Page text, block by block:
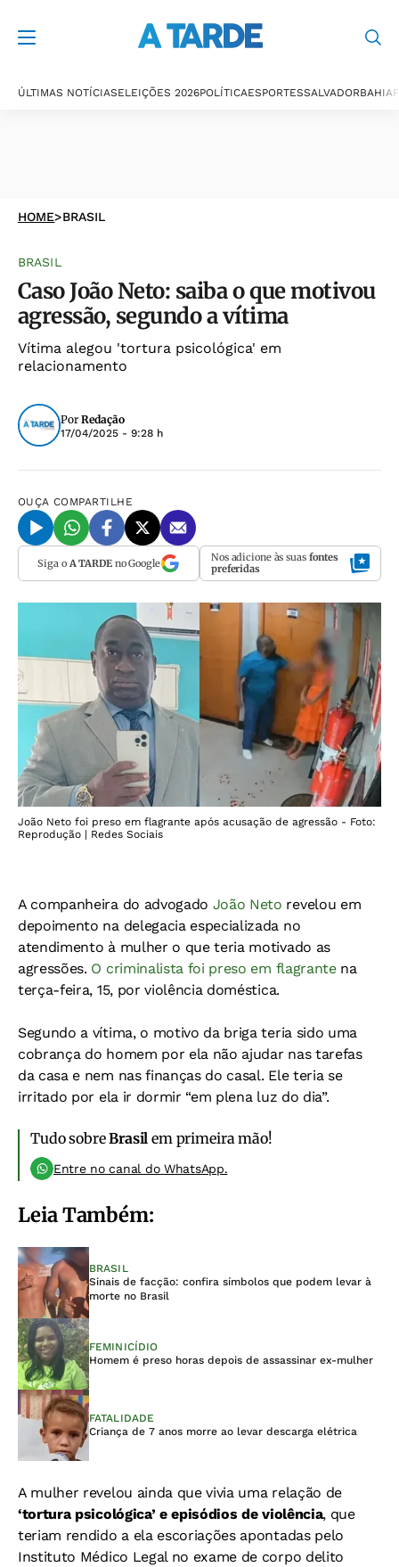
ÚLTIMAS NOTÍCIASELEIÇÕES 2026POLÍTICAESPORTESSALVADORBAHIA
HOME>BRASIL
BRASIL
Caso João Neto: saiba o que motivou
agressão, segundo a vítima
Vítima alegou 'tortura psicológica' em
relacionamento
Por Redação
17/04/2025 - 9:28 h
OUÇA COMPARTILHE
Siga o A TARDEno Google Nos adicione às suas fontes
preferidas
João Neto foi preso em flagrante após acusação de agressão - Foto:
Reprodução | Redes Sociais
A companheira do advogado João Neto revelou em
depoimento na delegacia especializada no
atendimento à mulher o que teria motivado as
agressões. O criminalista foi preso em flagrantena
terça-feira, 15, por violência doméstica.
Segundo a vítima, o motivo da briga teria sido uma
cobrança do homem por ela não ajudar nas tarefas
da casa e nem nas finanças do casal. Ele teria se
irritado por ela ir dormir “em plena luz do dia”.
Tudo sobreBrasil em primeira mão!
Entre no canal do WhatsApp.
Leia Também:
BRASIL
Sinais de facção: confira símbolos que podem levar à
morte no Brasil
FEMINICÍDIO
Homem é preso horas depois de assassinar ex-mulher
FATALIDADE
Criança de 7 anos morre ao levar descarga elétrica
A mulher revelou ainda que vivia uma relação de
‘tortura psicológica’ e episódios de violência, que
teriam rendido a ela escoriações apontadas pelo
Instituto Médico Legal no exame de corpo delito